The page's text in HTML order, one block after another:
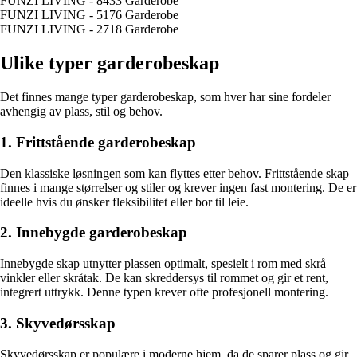
FUNZI LIVING - 5176 Garderobe
FUNZI LIVING - 2718 Garderobe
Ulike typer garderobeskap
Det finnes mange typer garderobeskap, som hver har sine fordeler
avhengig av plass, stil og behov.
1. Frittstående garderobeskap
Den klassiske løsningen som kan flyttes etter behov. Frittstående skap
finnes i mange størrelser og stiler og krever ingen fast montering. De er
ideelle hvis du ønsker fleksibilitet eller bor til leie.
2. Innebygde garderobeskap
Innebygde skap utnytter plassen optimalt, spesielt i rom med skrå
vinkler eller skråtak. De kan skreddersys til rommet og gir et rent,
integrert uttrykk. Denne typen krever ofte profesjonell montering.
3. Skyvedørsskap
Skyvedørsskap er populære i moderne hjem, da de sparer plass og gir